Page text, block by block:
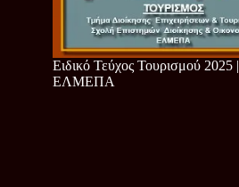
Ειδικό Τεύχος Τουρισμού 2025 |
ΕΛΜΕΠΑ